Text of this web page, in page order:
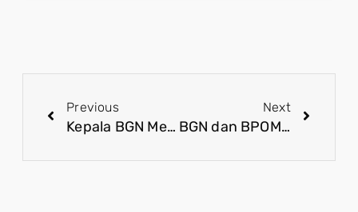
Previous
Kepala BGN Memohon Maaf dan Umumkan Tim Khusus Perbaikan MBG
Next
BGN dan BPOM Jamin Perbaikan, MBG Hadirkan Harapan untuk Anak Indonesia Sehat